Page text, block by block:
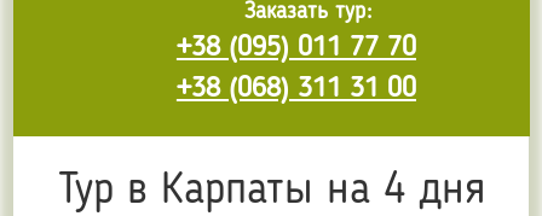
Заказать тур:
+38 (095) 011 77 70
+38 (068) 311 31 00
Тур в Карпаты на 4 дня